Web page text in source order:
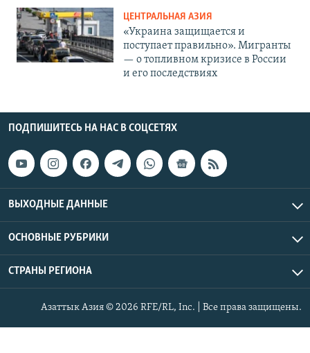
ЦЕНТРАЛЬНАЯ АЗИЯ
«Украина защищается и
поступает правильно». Мигранты
— о топливном кризисе в России
и его последствиях
ПОДПИШИТЕСЬ НА НАС В СОЦСЕТЯХ
ВЫХОДНЫЕ ДАННЫЕ
ОСНОВНЫЕ РУБРИКИ
СТРАНЫ РЕГИОНА
Азаттык Азия © 2026 RFE/RL, Inc. | Все права защищены.